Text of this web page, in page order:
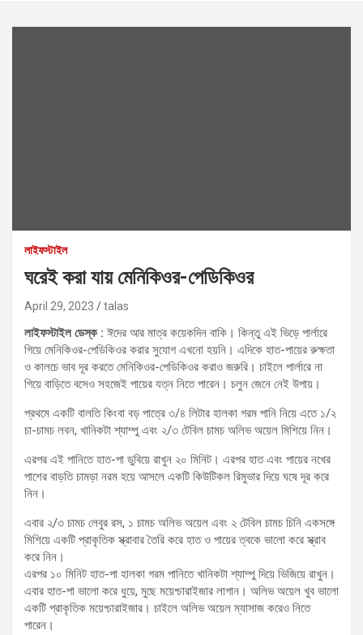
লাইফস্টাইল
ঘরেই করা যায় মেনিকিওর-পেডিকিওর
April 29, 2023 talas
লাইফস্টাইল ডেস্ক : ঈদের আর মাত্র কয়েকদিন বাকি। কিন্তু এই ভিড়ে পার্লারে
গিয়ে মেনিকিওর-পেডিকিওর করার সুযোগ এখনো হয়নি। এদিকে হাত-পায়ের রুক্ষতা
ও কালচে ভাব দূর করতে মেনিকিওর-পেডিকিওর করাও জরুরি। চাইলে পার্লারে না
গিয়ে বাড়িতে বসেও সহজেই পায়ের যত্ন নিতে পারেন। চলুন জেনে নেই উপায়।
প্রথমে একটি বালতি কিংবা বড় পাত্রে ৩/৪ লিটার হালকা গরম পানি নিয়ে এতে ১/২
চা-চামচ লবন, খানিকটা শ্যাম্পু এবং ২/৩ টেবিল চামচ অলিভ অয়েল মিশিয়ে নিন।
এরপর এই পানিতে হাত-পা ডুবিয়ে রাখুন ২০ মিনিট। এরপর হাত এবং পায়ের নখের
পাশের বাড়তি চামড়া নরম হয়ে আসলে একটি কিউটিকল রিমুভার দিয়ে ঘষে দূর করে
নিন।
এবার ২/৩ চামচ লেবুর রস, ১ চামচ অলিভ অয়েল এবং ২ টেবিল চামচ চিনি একসঙ্গে
মিশিয়ে একটি প্রাকৃতিক স্ক্রাবার তৈরি করে হাত ও পায়ের ত্বকে ভালো করে স্ক্রাব
করে নিন।
এরপর ১০ মিনিট হাত-পা হালকা গরম পানিতে খানিকটা শ্যাম্পু দিয়ে ভিজিয়ে রাখুন।
এবার হাত-পা ভালো করে ধুয়ে, মুছে ময়েশ্চারাইজার লাগান। অলিভ অয়েল খুব ভালো
একটি প্রাকৃতিক ময়েশ্চারাইজার। চাইলে অলিভ অয়েল ম্যাসাজ করেও নিতে
পারেন।